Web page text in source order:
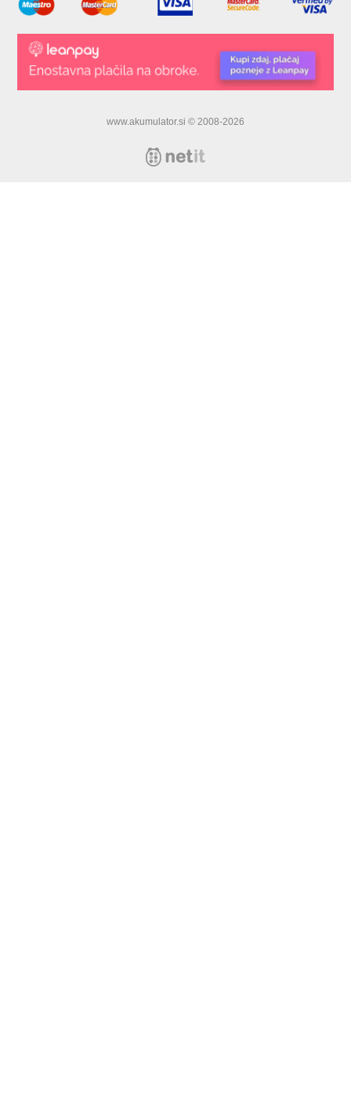
www.akumulator.si © 2008-2026